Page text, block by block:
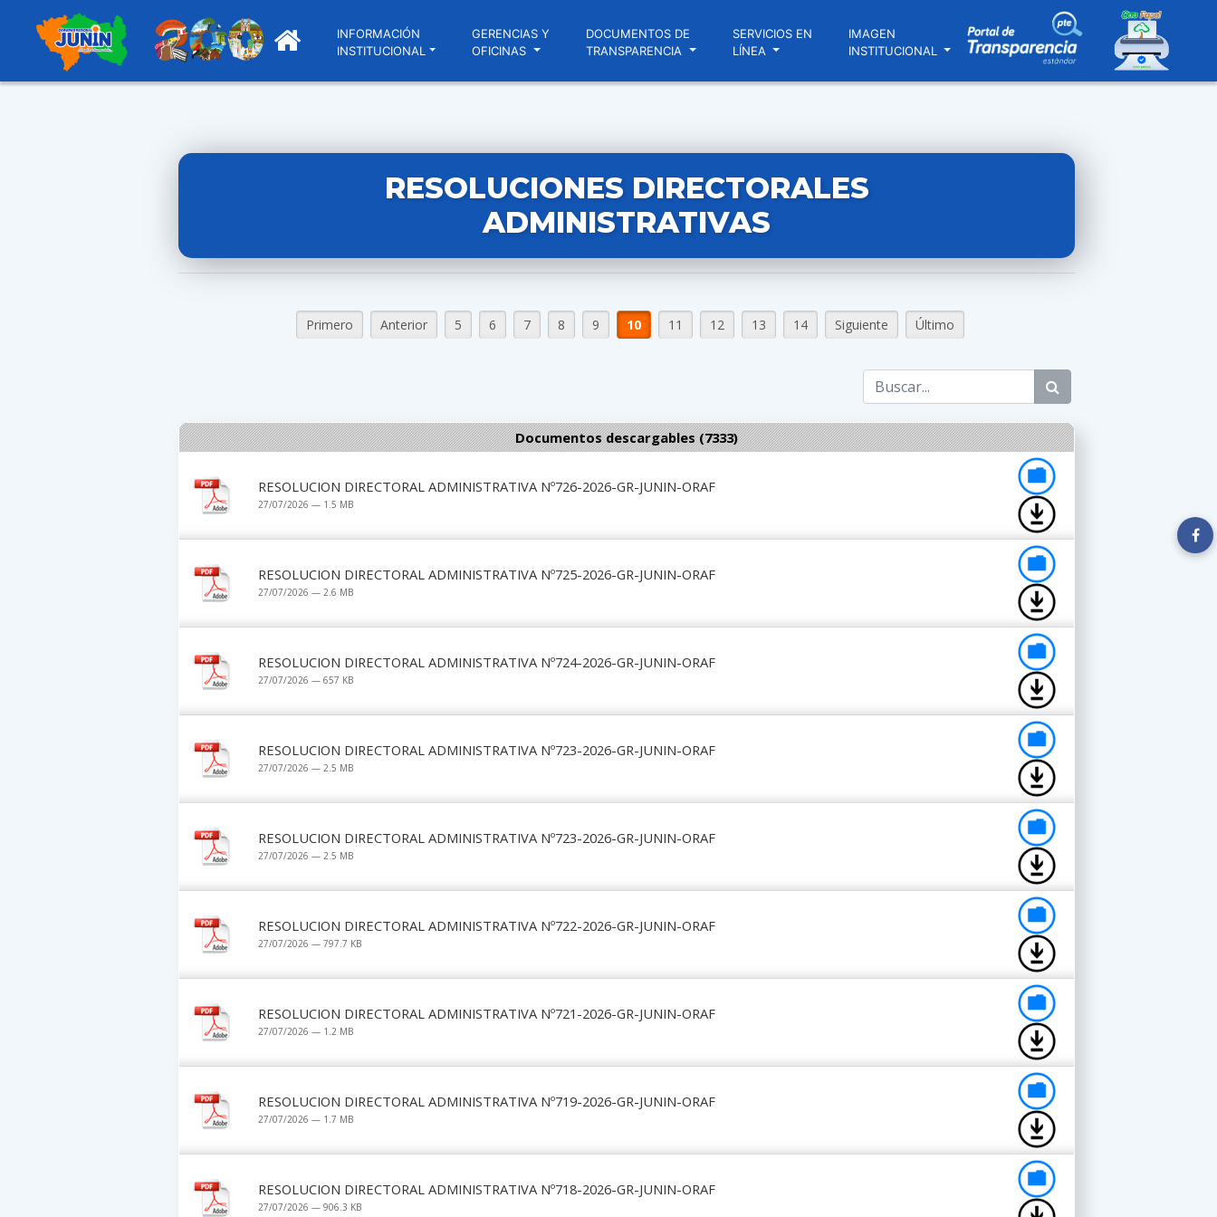
INFORMACIÓN
INSTITUCIONAL
GERENCIAS Y
OFICINAS
DOCUMENTOS DE
TRANSPARENCIA
SERVICIOS EN
LÍNEA
IMAGEN
INSTITUCIONAL
RESOLUCIONES DIRECTORALES
ADMINISTRATIVAS
Primero Anterior 5 6 7 8 9 10 11 12 13 14 Siguiente Último
Documentos descargables (7333)
RESOLUCION DIRECTORAL ADMINISTRATIVA Nº726-2026-GR-JUNIN-ORAF
27/07/2026 — 1.5 MB
RESOLUCION DIRECTORAL ADMINISTRATIVA Nº725-2026-GR-JUNIN-ORAF
27/07/2026 — 2.6 MB
RESOLUCION DIRECTORAL ADMINISTRATIVA Nº724-2026-GR-JUNIN-ORAF
27/07/2026 — 657 KB
RESOLUCION DIRECTORAL ADMINISTRATIVA Nº723-2026-GR-JUNIN-ORAF
27/07/2026 — 2.5 MB
RESOLUCION DIRECTORAL ADMINISTRATIVA Nº723-2026-GR-JUNIN-ORAF
27/07/2026 — 2.5 MB
RESOLUCION DIRECTORAL ADMINISTRATIVA Nº722-2026-GR-JUNIN-ORAF
27/07/2026 — 797.7 KB
RESOLUCION DIRECTORAL ADMINISTRATIVA Nº721-2026-GR-JUNIN-ORAF
27/07/2026 — 1.2 MB
RESOLUCION DIRECTORAL ADMINISTRATIVA Nº719-2026-GR-JUNIN-ORAF
27/07/2026 — 1.7 MB
RESOLUCION DIRECTORAL ADMINISTRATIVA Nº718-2026-GR-JUNIN-ORAF
27/07/2026 — 906.3 KB